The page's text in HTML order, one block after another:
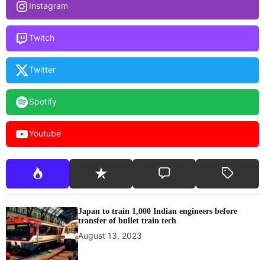
Instagram
Twitch
Twitter
Spotify
Youtube
Japan to train 1,000 Indian engineers before
transfer of bullet train tech
August 13, 2023